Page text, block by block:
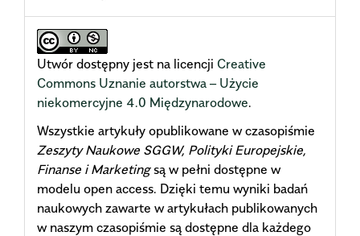
Utwór dostępny jest na licencji Creative
Commons Uznanie autorstwa – Użycie
niekomercyjne 4.0 Międzynarodowe.
Wszystkie artykuły opublikowane w czasopiśmie
Zeszyty Naukowe SGGW, Polityki Europejskie,
Finanse i Marketingsą w pełni dostępne w
modelu open access. Dzięki temu wyniki badań
naukowych zawarte w artykułach publikowanych
w naszym czasopiśmie są dostępne dla każdego